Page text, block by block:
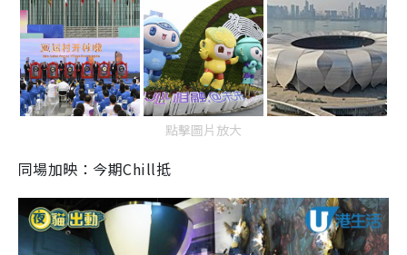
點擊圖片放大
同場加映：今期Chill抵